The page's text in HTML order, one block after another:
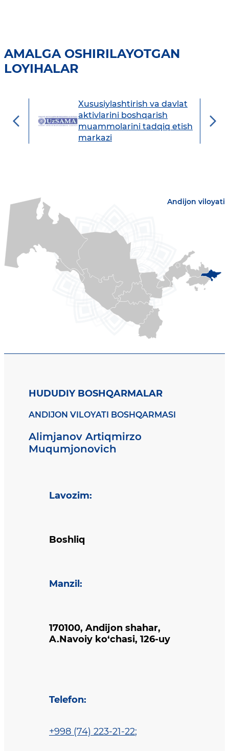
AMALGA OSHIRILAYOTGAN
LOYIHALAR
Xususiylashtirish va davlat
aktivlarini boshqarish
muammolarini tadqiq etish
markazi
Andijon viloyati
HUDUDIY BOSHQARMALAR
ANDIJON VILOYATI BOSHQARMASI
Alimjanov Artiqmirzo
Muqumjonovich
Lavozim:
Boshliq
Manzil :
170100, Andijon shahar,
A.Navoiy ko‘chasi, 126-uy
Telefon:
+998 (74) 223-21-22;